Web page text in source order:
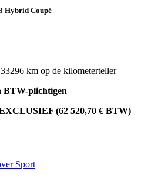
Hybrid Coupé
km op de kilometerteller
BTW-plichtigen
(62 520,70 € BTW)